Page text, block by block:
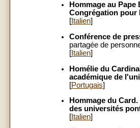
Hommage au
Congrégation pour
[Italien]
Conférence de
partagée de
[Italien]
Homélie du
académique de
[Portugais]
Hommage du
des universités
[Italien]